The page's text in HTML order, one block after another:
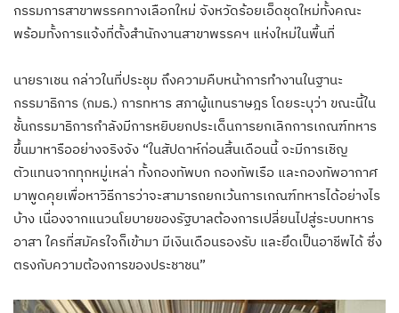
กรรมการสาขาพรรคทางเลือกใหม่ จังหวัดร้อยเอ็ดชุดใหม่ทั้งคณะ
พร้อมทั้งการแจ้งที่ตั้งสำนักงานสาขาพรรคฯ แห่งใหม่ในพื้นที่
นายราเชน กล่าวในที่ประชุม ถึงความคืบหน้าการทำงานในฐานะ
กรรมาธิการ (กมธ.) การทหาร สภาผู้แทนราษฎร โดยระบุว่า ขณะนี้ใน
ชั้นกรรมาธิการกำลังมีการหยิบยกประเด็นการยกเลิกการเกณฑ์ทหาร
ขึ้นมาหารืออย่างจริงจัง “ในสัปดาห์ก่อนสิ้นเดือนนี้ จะมีการเชิญ
ตัวแทนจากทุกหมู่เหล่า ทั้งกองทัพบก กองทัพเรือ และกองทัพอากาศ
มาพูดคุยเพื่อหาวิธีการว่าจะสามารถยกเว้นการเกณฑ์ทหารได้อย่างไร
บ้าง เนื่องจากแนวนโยบายของรัฐบาลต้องการเปลี่ยนไปสู่ระบบทหาร
อาสา ใครที่สมัครใจก็เข้ามา มีเงินเดือนรองรับ และยึดเป็นอาชีพได้ ซึ่ง
ตรงกับความต้องการของประชาชน”